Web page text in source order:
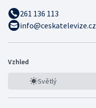
261 136 113
info@ceskatelevize.cz
Vzhled
Světlý